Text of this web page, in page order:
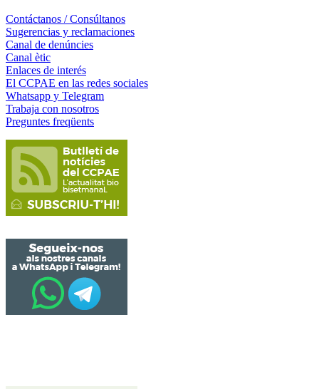
Contáctanos / Consúltanos
Sugerencias y reclamaciones
Canal de denúncies
Canal ètic
Enlaces de interés
El CCPAE en las redes sociales
Whatsapp y Telegram
Trabaja con nosotros
Preguntes freqüents